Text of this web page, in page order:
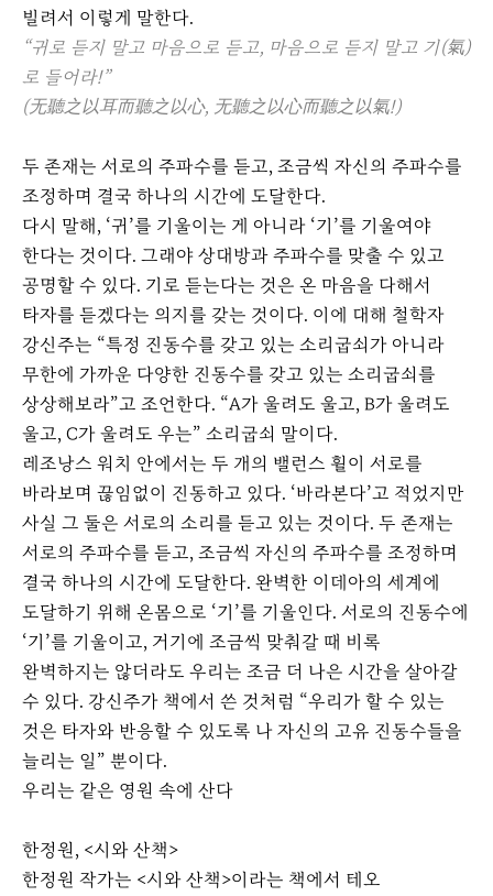
빌려서 이렇게 말한다.
“귀로 듣지 말고 마음으로 듣고, 마음으로 듣지 말고 기(氣)
로 들어라!”
(无聽之以耳而聽之以心, 无聽之以心而聽之以氣!)
두 존재는 서로의 주파수를 듣고, 조금씩 자신의 주파수를
조정하며 결국 하나의 시간에 도달한다.
다시 말해, ‘귀’를 기울이는 게 아니라 ‘기’를 기울여야
한다는 것이다. 그래야 상대방과 주파수를 맞출 수 있고
공명할 수 있다. 기로 듣는다는 것은 온 마음을 다해서
타자를 듣겠다는 의지를 갖는 것이다. 이에 대해 철학자
강신주는 “특정 진동수를 갖고 있는 소리굽쇠가 아니라
무한에 가까운 다양한 진동수를 갖고 있는 소리굽쇠를
상상해보라”고 조언한다. “A가 울려도 울고, B가 울려도
울고, C가 울려도 우는” 소리굽쇠 말이다.
레조낭스 워치 안에서는 두 개의 밸런스 휠이 서로를
바라보며 끊임없이 진동하고 있다. ‘바라본다’고 적었지만
사실 그 둘은 서로의 소리를 듣고 있는 것이다. 두 존재는
서로의 주파수를 듣고, 조금씩 자신의 주파수를 조정하며
결국 하나의 시간에 도달한다. 완벽한 이데아의 세계에
도달하기 위해 온몸으로 ‘기’를 기울인다. 서로의 진동수에
‘기’를 기울이고, 거기에 조금씩 맞춰갈 때 비록
완벽하지는 않더라도 우리는 조금 더 나은 시간을 살아갈
수 있다. 강신주가 책에서 쓴 것처럼 “우리가 할 수 있는
것은 타자와 반응할 수 있도록 나 자신의 고유 진동수들을
늘리는 일” 뿐이다.
우리는 같은 영원 속에 산다
한정원, <시와 산책>
한정원 작가는 <시와 산책>이라는 책에서 테오